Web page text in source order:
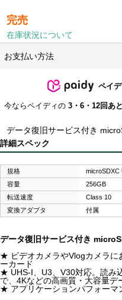
完売
在庫状況について
お支払い方法
ペイ
今ならペイディの 3・6・12回あ
データ復旧サービス付き
詳細スペック
規格
microSDXC
容量
256GB
転送速度
Class 10
変換アダプタ
付属
データ復旧サービス付き
★ ビデオカメラやVlogカメラに
ーカード
★ UHS-I、U3、V30対応。読み
で、4Kなどの高画質・大容量デ
★ アプリケーションパフォーマ